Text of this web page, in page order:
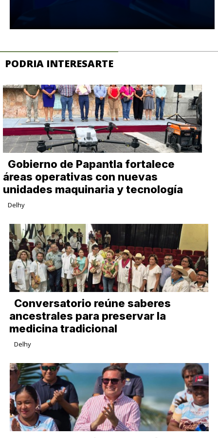
PODRIA INTERESARTE
Gobierno de Papantla fortalece
áreas operativas con nuevas
unidades maquinaria y tecnología
Delhy
Conversatorio reúne saberes
ancestrales para preservar la
medicina tradicional
Delhy